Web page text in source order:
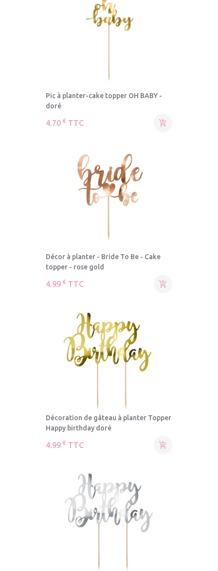
Pic à planter-cake topper OH BABY -
doré
4.70 € TTC 
Décor à planter - Bride To Be - Cake
topper - rose gold
4.99 € TTC 
Décoration de gâteau à planter Topper
Happy birthday doré
4.99 € TTC 